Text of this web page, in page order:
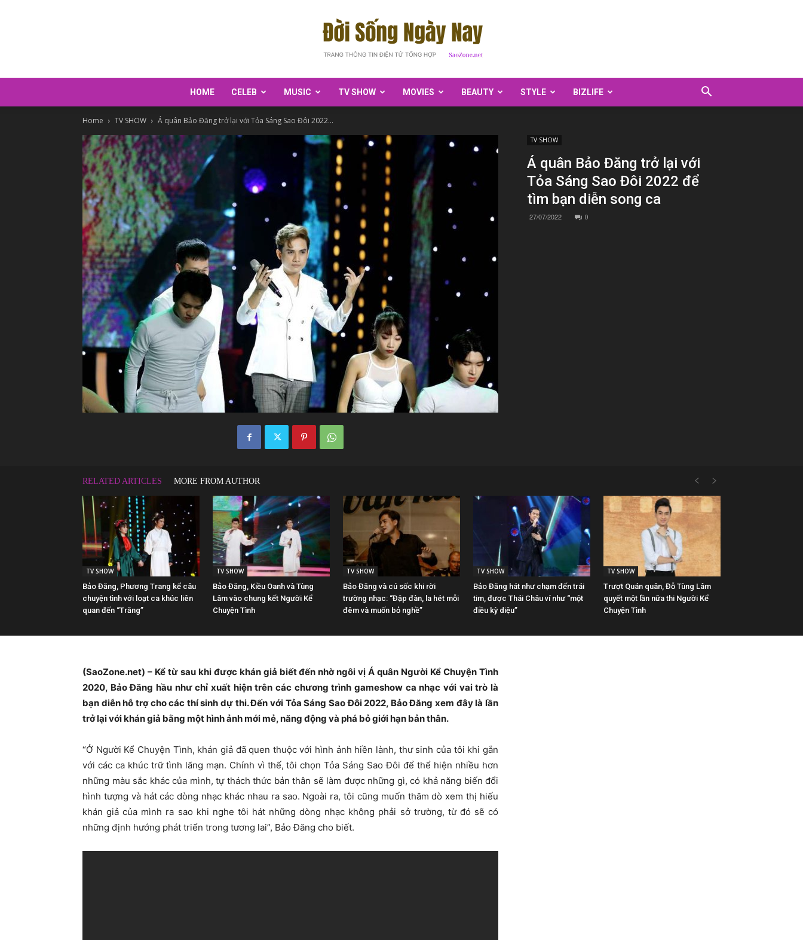
HOME CELEB MUSIC TV SHOW MOVIES BEAUTY STYLE BIZLIFE
Home TV SHOW Á quân Bảo Đăng trở lại với Tỏa Sáng Sao Đôi 2022...
TV SHOW
Á quân Bảo Đăng trở lại với
Tỏa Sáng Sao Đôi 2022 để
tìm bạn diễn song ca
27/07/2022 0
RELATED ARTICLES MORE FROM AUTHOR
TV SHOW
Bảo Đăng, Phương Trang kể câu
chuyện tình với loạt ca khúc liên
quan đến “Trăng”
TV SHOW
Bảo Đăng, Kiều Oanh và Tùng
Lâm vào chung kết Người Kể
Chuyện Tình
TV SHOW
Bảo Đăng và cú sốc khi rời
trường nhạc: “Đập đàn, la hét mỗi
đêm và muốn bỏ nghề”
TV SHOW
Bảo Đăng hát như chạm đến trái
tim, được Thái Châu ví như “một
điều kỳ diệu”
TV SHOW
Trượt Quán quân, Đỗ Tùng Lâm
quyết một lần nữa thi Người Kể
Chuyện Tình
(SaoZone.net) – Kể từ sau khi được khán giả biết đến nhờ ngôi vị Á quân Người Kể Chuyện Tình
2020, Bảo Đăng hầu như chỉ xuất hiện trên các chương trình gameshow ca nhạc với vai trò là
bạn diễn hỗ trợ cho các thí sinh dự thi. Đến với Tỏa Sáng Sao Đôi 2022, Bảo Đăng xem đây là lần
trở lại với khán giả bằng một hình ảnh mới mẻ, năng động và phá bỏ giới hạn bản thân.
“Ở Người Kể Chuyện Tình, khán giả đã quen thuộc với hình ảnh hiền lành, thư sinh của tôi khi gắn
với các ca khúc trữ tình lãng mạn. Chính vì thế, tôi chọn Tỏa Sáng Sao Đôi để thể hiện nhiều hơn
những màu sắc khác của mình, tự thách thức bản thân sẽ làm được những gì, có khả năng biến đổi
hình tượng và hát các dòng nhạc khác nhau ra sao. Ngoài ra, tôi cũng muốn thăm dò xem thị hiếu
khán giả của mình ra sao khi nghe tôi hát những dòng nhạc không phải sở trường, từ đó sẽ có
những định hướng phát triển trong tương lai”, Bảo Đăng cho biết.